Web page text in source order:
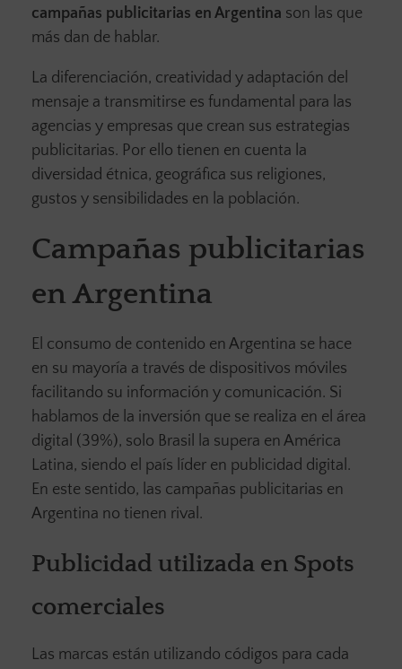
campañas publicitarias en Argentina son las que
más dan de hablar.
La diferenciación, creatividad y adaptación del
mensaje a transmitirse es fundamental para las
agencias y empresas que crean sus estrategias
publicitarias. Por ello tienen en cuenta la
diversidad étnica, geográfica sus religiones,
gustos y sensibilidades en la población.
Campañas publicitarias
en Argentina
El consumo de contenido en Argentina se hace
en su mayoría a través de dispositivos móviles
facilitando su información y comunicación. Si
hablamos de la inversión que se realiza en el área
digital (39%), solo Brasil la supera en América
Latina, siendo el país líder en publicidad digital.
En este sentido, las campañas publicitarias en
Argentina no tienen rival.
Publicidad utilizada en Spots
comerciales
Las marcas están utilizando códigos para cada